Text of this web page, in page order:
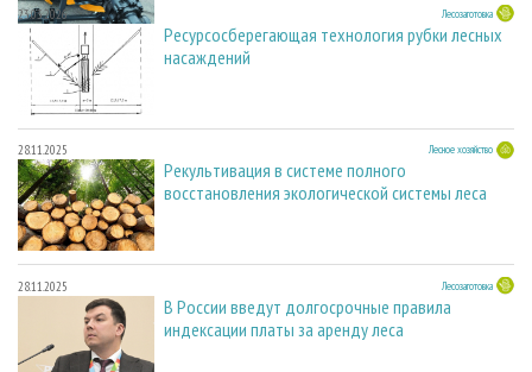
23.03.2026 Лесозаготовка
Ресурсосберегающая технология рубки лесных
насаждений
28.11.2025 Лесное хозяйство
Рекультивация в системе полного
восстановления экологической системы леса
28.11.2025 Лесозаготовка
В России введут долгосрочные правила
индексации платы за аренду леса